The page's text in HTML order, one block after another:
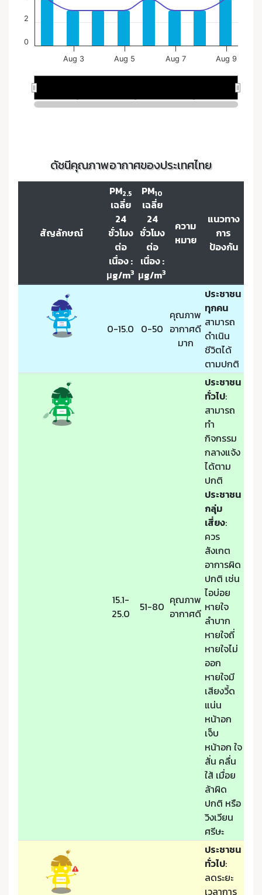
ดัชนีคุณภาพอากาศของประเทศไทย
สัญลักษณ์
PM2.5
เฉลี่ย
24
ชั่วโมง
ต่อ
เนื่อง :
μg/m3
PM10
เฉลี่ย
24
ชั่วโมง
ต่อ
เนื่อง :
μg/m3
ความ
หมาย
แนวทาง
การ
ป้องกัน
0-15.0 0-50
คุณภาพ
อากาศดี
มาก
ประชาชน
ทุกคน
สามารถ
ดำเนิน
ชีวิตได้
ตามปกติ
15.1-
25.0
51-80 คุณภาพ
อากาศดี
ประชาชน
ทั่วไป:
สามารถ
ทำ
กิจกรรม
กลางแจ้ง
ได้ตาม
ปกติ
ประชาชน
กลุ่ม
เสี่ยง:
ควร
สังเกต
อาการผิด
ปกติ เช่น
ไอบ่อย
หายใจ
ลำบาก
หายใจถี่
หายใจไม่
ออก
หายใจมี
เสียงวี้ด
แน่น
หน้าอก
เจ็บ
หน้าอก ใจ
สั่น คลื่น
ใส้ เมื่อย
ล้าผิด
ปกติ หรือ
วิงเวียน
ศรีษะ
ประชาชน
ทั่วไป:
ลดระยะ
เวลาการ